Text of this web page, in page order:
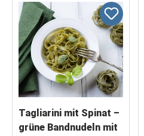
Tagliarini mit Spinat –
grüne Bandnudeln mit